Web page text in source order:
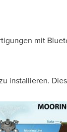
mit
installieren.